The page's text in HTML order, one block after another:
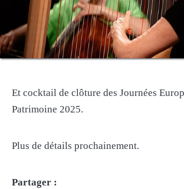
Et cocktail de clôture des Journées
Patrimoine 2025.
Plus de détails prochainement.
Partager :